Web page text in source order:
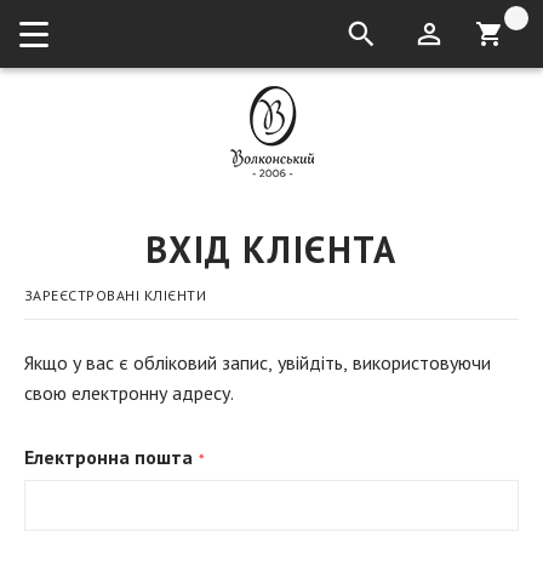
кошик:
ВХІД КЛІЄНТА
ЗАРЕЄСТРОВАНІ КЛІЄНТИ
Якщо у вас є обліковий запис, увійдіть, використовуючи
свою електронну адресу.
Електронна пошта